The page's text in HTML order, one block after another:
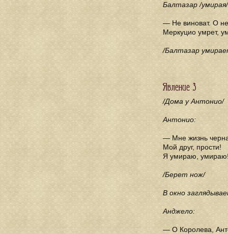
Балтазар /
— Не виноват. О
Меркуцио умрет,
/Балтазар
Явление 3
/Дома у Антонио/
Антонио:
— Мне жизнь
Мой друг, прости!
Я умираю,
/Берет нож/
В окно
Анджело:
— О Королева,